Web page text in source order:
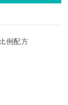
例配方